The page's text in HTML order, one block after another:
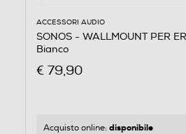
ACCESSORI AUDIO
SONOS - WALLMOUNT PER
Bianco
€ 79,90
Acquisto online: disponibile